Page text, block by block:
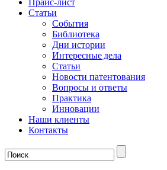
Прайс-лист
Статьи
События
Библиотека
Дни истории
Интересные дела
Статьи
Новости патентования
Вопросы и ответы
Практика
Инновации
Наши клиенты
Контакты